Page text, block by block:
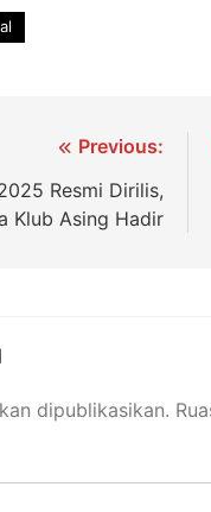
Previous:
Resmi Dirilis,
Klub Asing Hadir
dipublikasikan.